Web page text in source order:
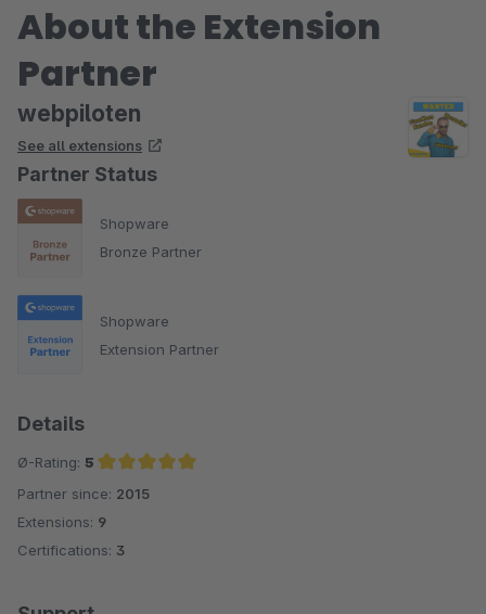
About the Extension
Partner
webpiloten
See all extensions
Partner Status
Shopware
Bronze Partner
Shopware
Extension Partner
Details
Ø-Rating: 5
Average rating of 5 out of 5 stars
Partner since: 2015
Extensions: 9
Certifications: 3